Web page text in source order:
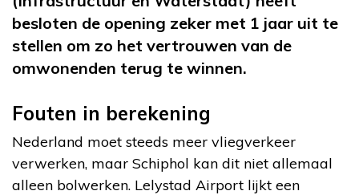
besloten de opening zeker met 1 jaar uit te
stellen om zo het vertrouwen van de
omwonenden terug te winnen.
Fouten in berekening
Nederland moet steeds meer vliegverkeer
verwerken, maar Schiphol kan dit niet allemaal
alleen bolwerken. Lelystad Airport lijkt een